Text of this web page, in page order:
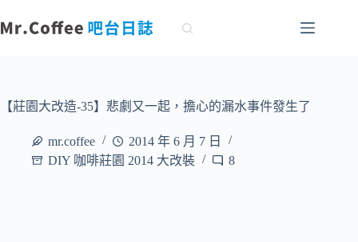
至
容【莊園大改造-35】悲劇又一起，擔心的漏水事件發生了
mr.coffee
2014 年 6 月 7 日
DIY 咖啡莊園 2014 大改裝
8